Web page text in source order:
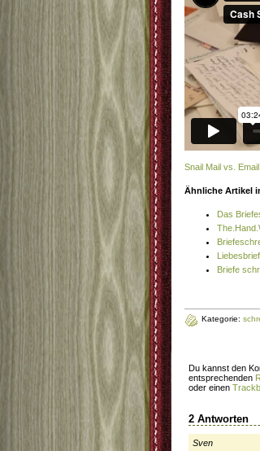
Snail Mail vs. Email
Ähnliche Artikel
Das
Briefe
Kategorie:
Du kannst den
entsprechenden
oder einen
2 Antworten
Sven